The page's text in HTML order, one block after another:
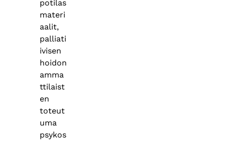
potilas
materi
aalit,
palliati
ivisen
hoidon
amma
ttilaist
en
toteut
uma
psykos